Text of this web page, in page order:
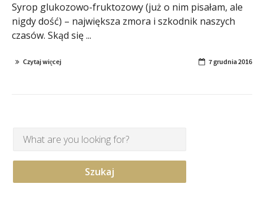
Syrop glukozowo-fruktozowy (już o nim pisałam, ale
nigdy dość) – największa zmora i szkodnik naszych
czasów. Skąd się ...
Czytaj więcej 7 grudnia 2016